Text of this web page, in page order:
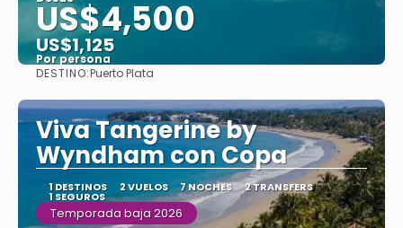
US$4,500
US$1,125
Por persona
DESTINO:Puerto Plata
Viva Tangerine by
Wyndham con Copa
1 DESTINOS 2 VUELOS 7 NOCHES 2 TRANSFERS
1 SEGUROS
Temporada baja 2026